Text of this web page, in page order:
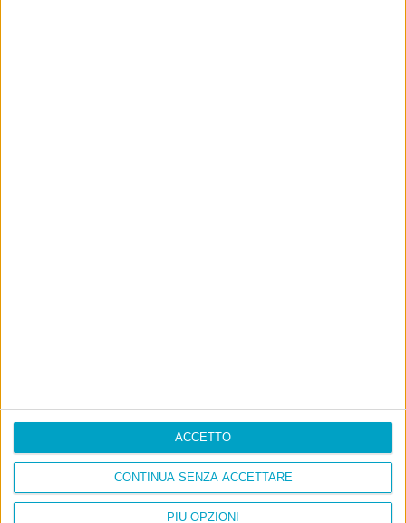
PIÙ OPZIONI
CONTINUA SENZA ACCETTARE
ACCETTO